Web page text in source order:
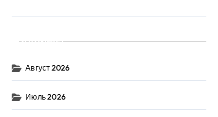
Архивы
Август 2026
Июль 2026